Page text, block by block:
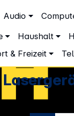
Audio
Haushalt
& Freizeit
Lasergeräte